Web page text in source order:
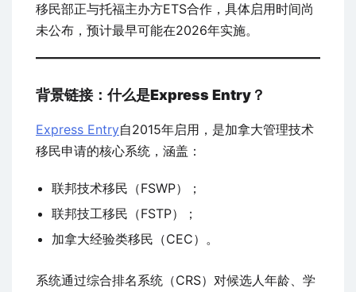
移民部正与托福主办方ETS合作，具体启用时间尚
未公布，预计最早可能在2026年实施。
背景链接：什么是Express Entry？
Express Entry自2015年启用，是加拿大管理技术
移民申请的核心系统，涵盖：
联邦技术移民（FSWP）；
联邦技工移民（FSTP）；
加拿大经验类移民（CEC）。
系统通过综合排名系统（CRS）对候选人年龄、学